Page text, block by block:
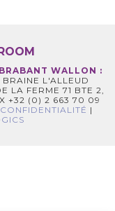
WALLON :
L'ALLEUD
LA FERME 71 BTE 2,
+32 (0) 2 663 70 09
|